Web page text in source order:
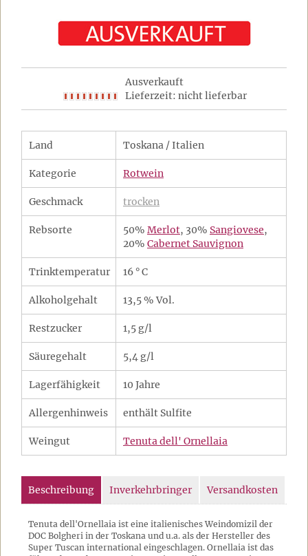
Ausverkauft
Lieferzeit: nicht lieferbar
Land Toskana / Italien
Kategorie Rotwein
Geschmack trocken
Rebsorte 50% Merlot, 30% Sangiovese,
20% Cabernet Sauvignon
Trinktemperatur 16 ° C
Alkoholgehalt 13,5 % Vol.
Restzucker 1,5 g/l
Säuregehalt 5,4 g/l
Lagerfähigkeit 10 Jahre
Allergenhinweis enthält Sulfite
Weingut Tenuta dell' Ornellaia
Beschreibung Inverkehrbringer Versandkosten
Tenuta dell'Ornellaia ist eine italienisches Weindomizil der
DOC Bolgheri in der Toskana und u.a. als der Hersteller des
Super Tuscan international eingeschlagen. Ornellaia ist das